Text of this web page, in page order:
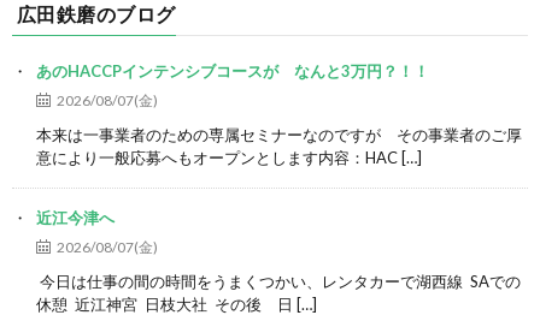
広田鉄磨のブログ
あのHACCPインテンシブコースが なんと3万円？！！
2026/08/07(金)
本来は一事業者のための専属セミナーなのですが その事業者のご厚
意により一般応募へもオープンとします内容：HAC […]
近江今津へ
2026/08/07(金)
今日は仕事の間の時間をうまくつかい、レンタカーで湖西線 SAでの
休憩 近江神宮 日枝大社 その後 日 […]